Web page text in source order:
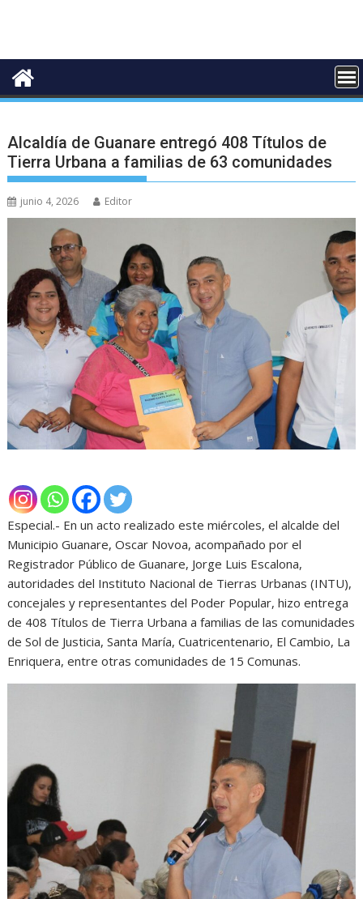
Alcaldía de Guanare entregó 408 Títulos de
Tierra Urbana a familias de 63 comunidades
junio 4, 2026 Editor
Especial.- En un acto realizado este miércoles, el alcalde del
Municipio Guanare, Oscar Novoa, acompañado por el
Registrador Público de Guanare, Jorge Luis Escalona,
autoridades del Instituto Nacional de Tierras Urbanas (INTU),
concejales y representantes del Poder Popular, hizo entrega
de 408 Títulos de Tierra Urbana a familias de las comunidades
de Sol de Justicia, Santa María, Cuatricentenario, El Cambio, La
Enriquera, entre otras comunidades de 15 Comunas.